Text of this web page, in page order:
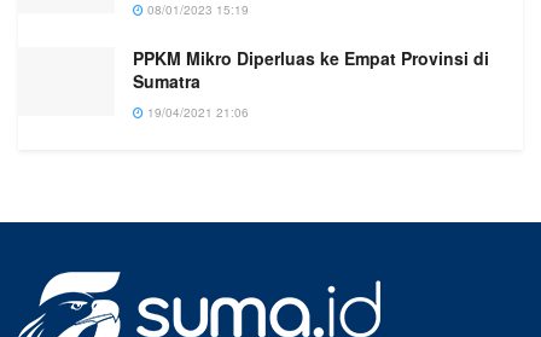
08/01/2023 15:19
PPKM Mikro Diperluas ke Empat Provinsi di
Sumatra
19/04/2021 21:06